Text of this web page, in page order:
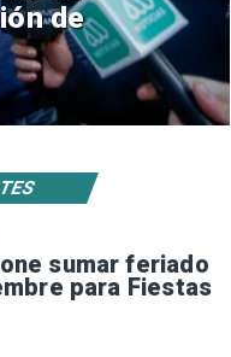
sumar feriado
para Fiestas